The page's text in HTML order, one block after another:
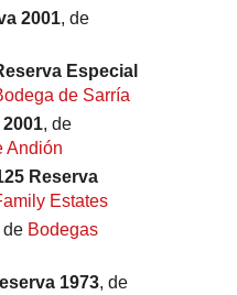
2001, de
Especial
de Sarría
, de
Andión
Reserva
Estates
de Bodegas
1973, de